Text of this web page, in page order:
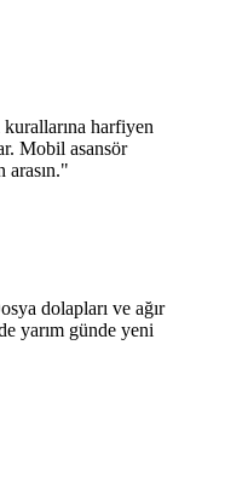
harfiyen
Mobil asansör
"
dolapları ve ağır
yarım günde yeni